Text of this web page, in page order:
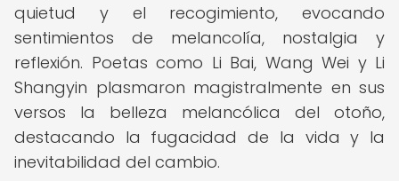
quietud y el recogimiento, evocando
sentimientos de melancolía, nostalgia y
reflexión. Poetas como Li Bai, Wang Wei y Li
Shangyin plasmaron magistralmente en sus
versos la belleza melancólica del otoño,
destacando la fugacidad de la vida y la
inevitabilidad del cambio.